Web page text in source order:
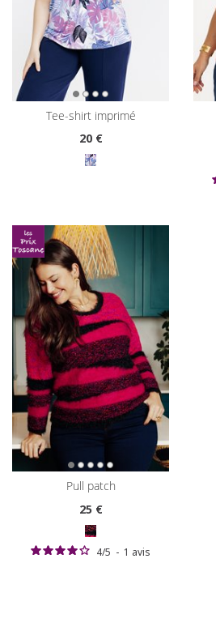
tee-shirt imprimé
20€
pull patch
25€
4/5 - 1 avis